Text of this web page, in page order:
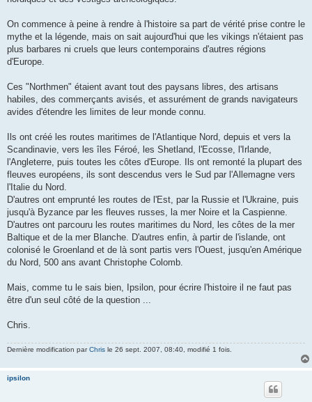
On commence à peine à rendre à l'histoire sa part de vérité prise contre le
mythe et la légende, mais on sait aujourd'hui que les vikings n'étaient pas
plus barbares ni cruels que leurs contemporains d'autres régions
d'Europe.
Ces "Northmen" étaient avant tout des paysans libres, des artisans
habiles, des commerçants avisés, et assurément de grands navigateurs
avides d'étendre les limites de leur monde connu.
Ils ont créé les routes maritimes de l'Atlantique Nord, depuis et vers la
Scandinavie, vers les îles Féroé, les Shetland, l'Ecosse, l'Irlande,
l'Angleterre, puis toutes les côtes d'Europe. Ils ont remonté la plupart des
fleuves européens, ils sont descendus vers le Sud par l'Allemagne vers
l'Italie du Nord.
D'autres ont emprunté les routes de l'Est, par la Russie et l'Ukraine, puis
jusqu'à Byzance par les fleuves russes, la mer Noire et la Caspienne.
D'autres ont parcouru les routes maritimes du Nord, les côtes de la mer
Baltique et de la mer Blanche. D'autres enfin, à partir de l'islande, ont
colonisé le Groenland et de là sont partis vers l'Ouest, jusqu'en Amérique
du Nord, 500 ans avant Christophe Colomb.
Mais, comme tu le sais bien, Ipsilon, pour écrire l'histoire il ne faut pas
être d'un seul côté de la question ...
Chris.
Dernière modification parChris le 26 sept. 2007, 08:40, modifié 1 fois.
ipsilon